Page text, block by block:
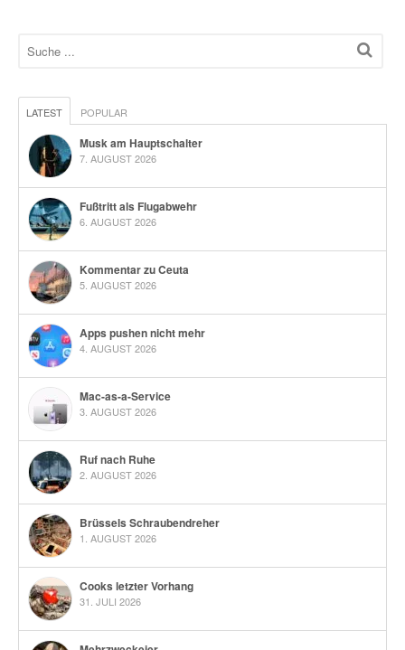
LATEST POPULAR
Musk am Hauptschalter
7. AUGUST 2026
Fußtritt als Flugabwehr
6. AUGUST 2026
Kommentar zu Ceuta
5. AUGUST 2026
Apps pushen nicht mehr
4. AUGUST 2026
Mac-as-a-Service
3. AUGUST 2026
Ruf nach Ruhe
2. AUGUST 2026
Brüssels Schraubendreher
1. AUGUST 2026
Cooks letzter Vorhang
31. JULI 2026